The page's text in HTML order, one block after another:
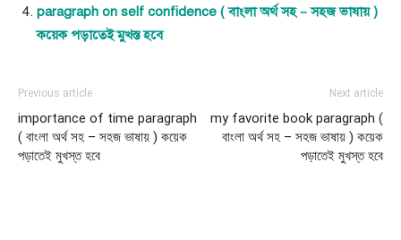
paragraph on self confidence ( বাংলা অর্থ সহ – সহজ ভাষায় )
কয়েক পড়াতেই মুখস্ত হবে
Previous article
importance of time paragraph
( বাংলা অর্থ সহ – সহজ ভাষায় ) কয়েক
পড়াতেই মুখস্ত হবে
Next article
my favorite book paragraph (
বাংলা অর্থ সহ – সহজ ভাষায় ) কয়েক
পড়াতেই মুখস্ত হবে